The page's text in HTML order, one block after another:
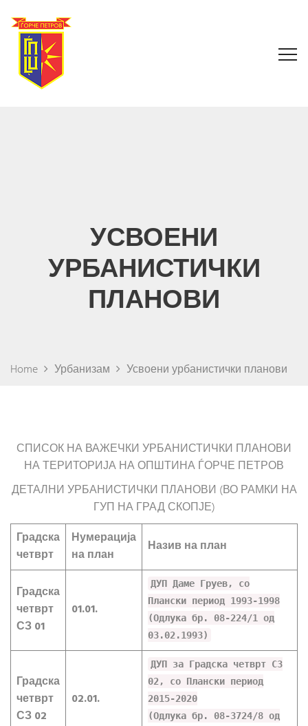
УСВОЕНИ
УРБАНИСТИЧКИ
ПЛАНОВИ
Home Урбанизам Усвоени урбанистички планови
СПИСОК НА ВАЖЕЧКИ УРБАНИСТИЧКИ ПЛАНОВИ
НА ТЕРИТОРИЈА НА ОПШТИНА ЃОРЧЕ ПЕТРОВ
ДЕТАЛНИ УРБАНИСТИЧКИ ПЛАНОВИ (ВО РАМКИ НА
ГУП НА ГРАД СКОПЈЕ)
Градска
четврт
Нумерација
на план
Назив на план
Градска
четврт
СЗ 01
01.01.
ДУП Даме Груев, со
Плански период 1993-1998
(Одлука бр. 08-224/1 од
03.02.1993)
Градска
четврт
СЗ 02
02.01.
ДУП за Градска четврт СЗ
02, со Плански период
2015-2020
(Одлука бр. 08-3724/8 од